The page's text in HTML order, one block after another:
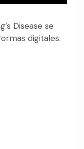
Disease se
digitales.